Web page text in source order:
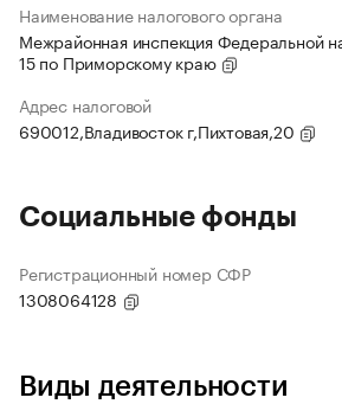
Наименование налогового органа
Межрайонная инспекция Федеральной
15 по Приморскому краю
Адрес налоговой
690012,Владивосток г,Пихтовая,20
Социальные фонды
Регистрационный номер СФР
1308064128
Виды деятельности